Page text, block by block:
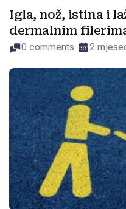
Igla, nož, istina i
dermalnim
0 comments 2